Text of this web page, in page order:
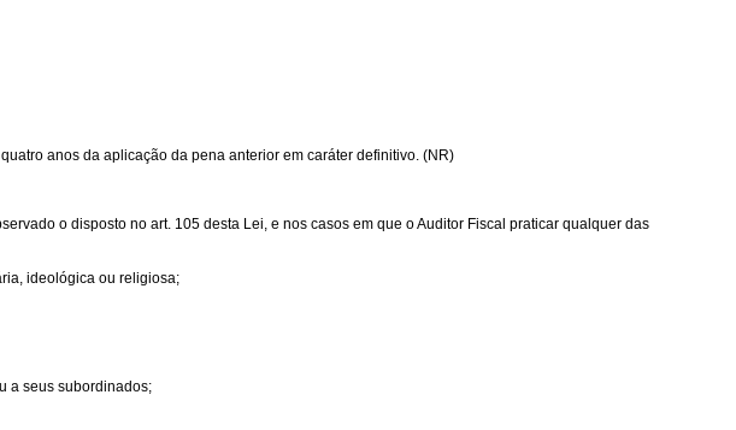
anos da aplicação da pena anterior em caráter definitivo. (NR)
o disposto no art. 105 desta Lei, e nos casos em que o Auditor Fiscal praticar qualquer das
ideológica ou religiosa;
a seus subordinados;